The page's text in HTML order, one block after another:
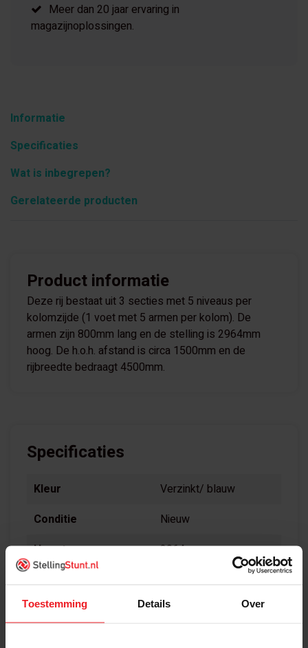
Toestemming Details Over
Meer dan 20 jaar ervaring in
magazijnoplossingen.
Informatie
Specificaties
Wat is inbegrepen?
Gerelateerde producten
Product informatie
Deze rij bestaat uit 3 secties met 5 niveaus per
kolomzijde (1 voet met 5 armen per kolom). De
armen zijn 800mm lang en de stelling is 2964mm
hoog. De h.o.h. afstand is circa 1500mm en de
rijbreedte bedraagt 4500mm.
Specificaties
Kleur
Verzinkt/ blauw
Conditie
Nieuw
Hoogte
2964mm
Uitvoering
Enkel